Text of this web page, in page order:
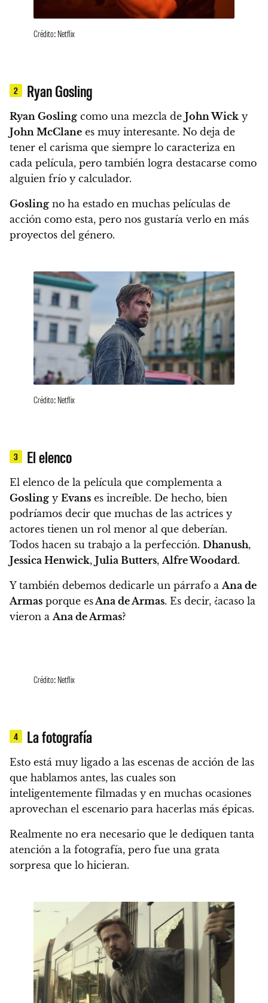
Crédito: Netflix
2 Ryan Gosling
Ryan Gosling como una mezcla de John Wick y
John McClane es muy interesante. No deja de
tener el carisma que siempre lo caracteriza en
cada película, pero también logra destacarse como
alguien frío y calculador.
Gosling no ha estado en muchas películas de
acción como esta, pero nos gustaría verlo en más
proyectos del género.
Crédito: Netflix
3 El elenco
El elenco de la película que complementa a
Gosling y Evans es increíble. De hecho, bien
podríamos decir que muchas de las actrices y
actores tienen un rol menor al que deberían.
Todos hacen su trabajo a la perfección. Dhanush,
Jessica Henwick, Julia Butters,Alfre Woodard.
Y también debemos dedicarle un párrafo aAna de
Armas porque esAna de Armas. Es decir, ¿acaso la
vieron aAna de Armas?
Crédito: Netflix
4 La fotografía
Esto está muy ligado a las escenas de acción de las
que hablamos antes, las cuales son
inteligentemente filmadas y en muchas ocasiones
aprovechan el escenario para hacerlas más épicas.
Realmente no era necesario que le dediquen tanta
atención a la fotografía, pero fue una grata
sorpresa que lo hicieran.